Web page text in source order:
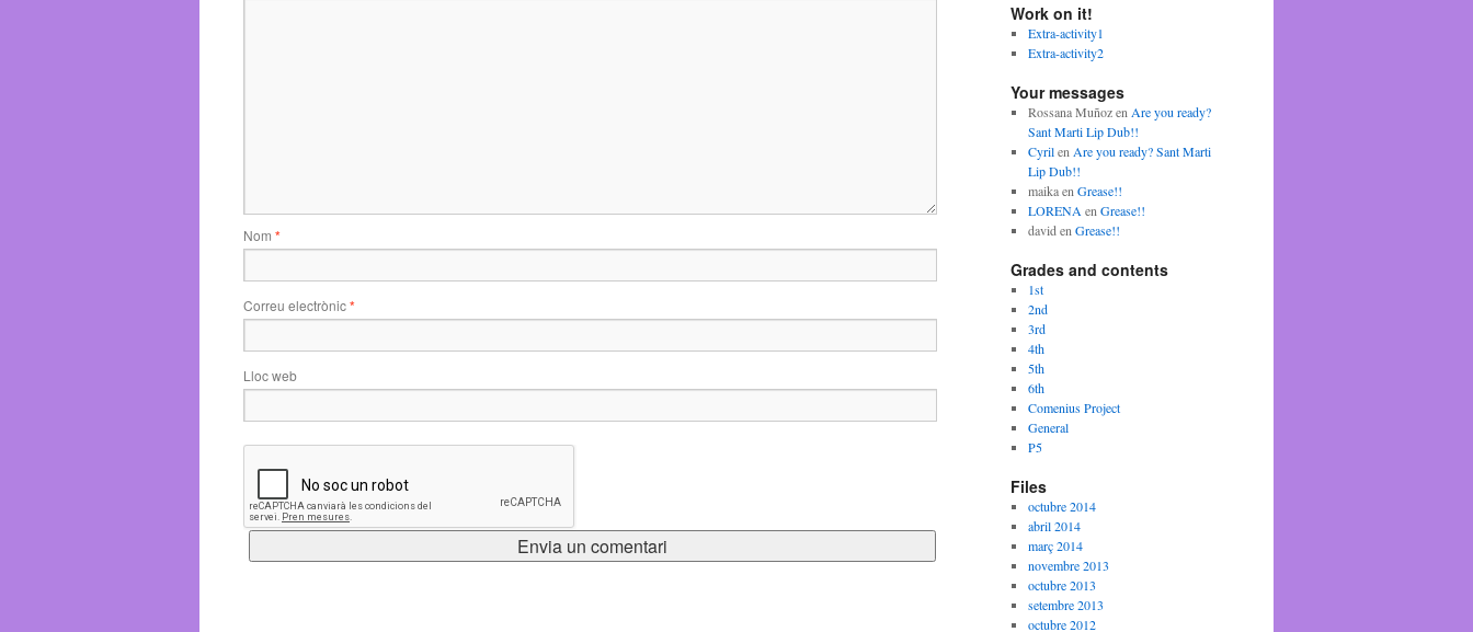
Nom *
Correu electrònic*
Lloc web
Work on it!
Extra-activity1
Extra-activity2
Your messages
Rossana Muñozen Are you ready?
Sant Marti Lip Dub!!
Cyrilen Are you ready? Sant Marti
Lip Dub!!
maikaen Grease!!
LORENA en Grease!!
david en Grease!!
Grades and contents
1st
2nd
3rd
4th
5th
6th
Comenius Project
General
P5
Files
octubre 2014
abril 2014
març 2014
novembre 2013
octubre 2013
setembre 2013
octubre 2012